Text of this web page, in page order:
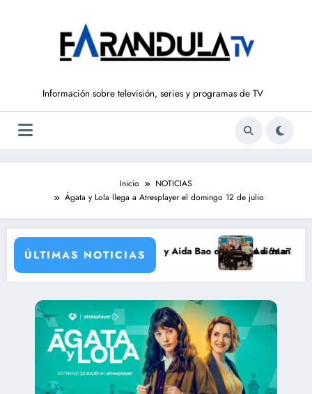
Información sobre televisión, series y programas de TV
Inicio
NOTICIAS
Ágata y Lola llega a Atresplayer el domingo 12 de julio
ÚLTIMAS NOTICIAS
a ‘La Hora de La 1’ y Aida Bao da el salto a ‘Mañaneros 360’
Adiós a ‘Cine de barrio’